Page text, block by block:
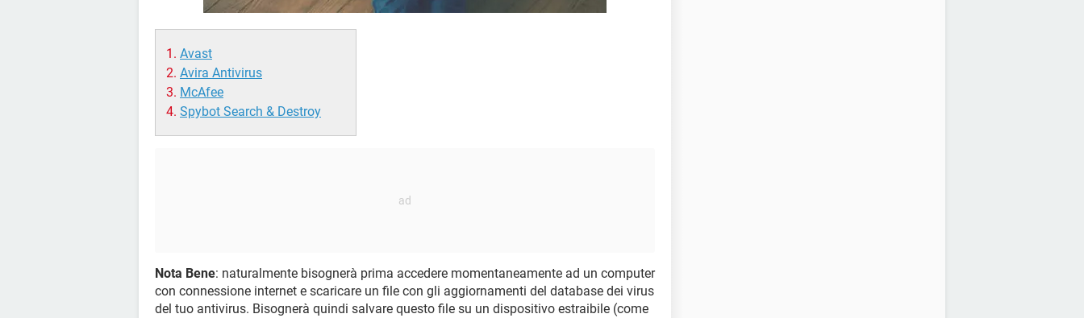
Avast
Avira Antivirus
McAfee
Spybot Search & Destroy
Nota Bene: naturalmente bisognerà prima accedere momentaneamente ad un computer
con connessione internet e scaricare un file con gli aggiornamenti del database dei virus
del tuo antivirus. Bisognerà quindi salvare questo file su un dispositivo estraibile (come